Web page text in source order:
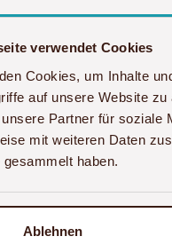
verwendet Cookies
Cookies, um Inhalte
auf unsere Website
Partner für soziale
mit weiteren Daten
haben.
Ablehnen
Ich
Job